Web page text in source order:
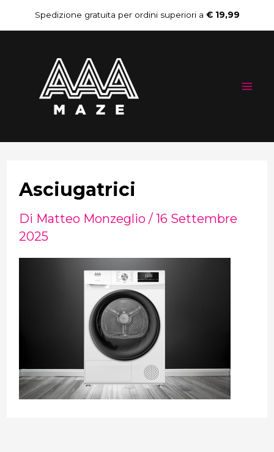
al
contenuto
Spedizione gratuita per ordini superiori a € 19,99
Asciugatrici
Di Matteo Monzeglio / 16 Settembre
2025